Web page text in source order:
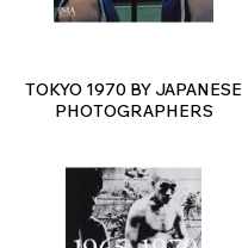
TOKYO 1970 BY JAPANESE
PHOTOGRAPHERS